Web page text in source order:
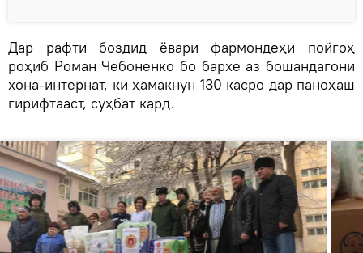
Дар рафти боздид ёвари фармондеҳи пойгоҳ
роҳиб Роман Чебоненко бо бархе аз бошандагони
хона-интернат, ки ҳамакнун 130 касро дар паноҳаш
гирифтааст, суҳбат кард.